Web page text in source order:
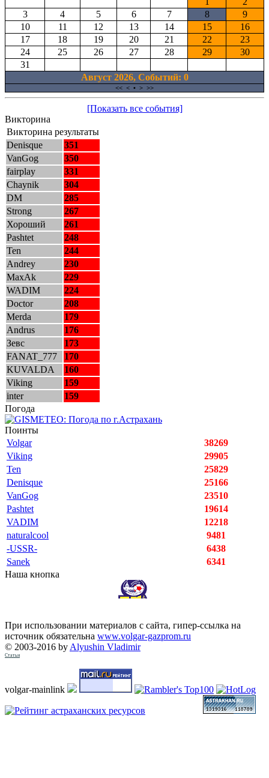
3
4 5 6 7 8
9
10
11 12 13 14 15
16
17
18 19 20 21 22
23
24
25 26 27 28 29
30
31
Август 2026, Cобытий: 0
<< < • > >>
[Показать все события]
Викторина
Викторина результаты
Denisque
351
VanGog
350
fairplay
331
Chaynik
304
DM
285
Strong
267
Хороший
261
Pashtet
248
Ten
244
Andrey
230
MaxAk
229
WADIM
224
Doctor
208
Merda
179
Andrus
176
Зевс
173
FANAT_777
170
KUVALDA
160
Viking
159
inter
159
Погода
Поинты
Volgar
38269
Viking
29905
Ten
25829
Denisque
25166
VanGog
23510
Pashtet
19614
VADIM
12218
naturalcool
9481
-USSR-
6438
Sanek
6341
Наша кнопка
При использовании материалов с сайта, гипер-ссылка на
источник обязательна www.volgar-gazprom.ru
© 2003-2016 by Alyushin Vladimir
Статьи
volgar-mainlink